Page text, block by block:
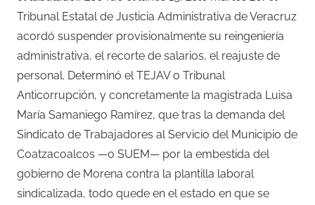
Tribunal Estatal de Justicia Administrativa de Veracruz
acordó suspender provisionalmente su reingeniería
administrativa, el recorte de salarios, el reajuste de
personal. Determinó el TEJAV o Tribunal
Anticorrupción, y concretamente la magistrada Luisa
María Samaniego Ramírez, que tras la demanda del
Sindicato de Trabajadores al Servicio del Municipio de
Coatzacoalcos —o SUEM— por la embestida del
gobierno de Morena contra la plantilla laboral
sindicalizada, todo quede en el estado en que se